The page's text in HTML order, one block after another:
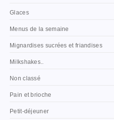
Glaces
Menus de la semaine
Mignardises sucrées et friandises
Milkshakes..
Non classé
Pain et brioche
Petit-déjeuner